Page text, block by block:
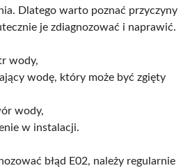
Dlatego warto poznać przyczyny
je zdiagnozować i naprawić.
wody,
wodę, który może być zgięty
wody,
w instalacji.
błąd E02, należy regularnie